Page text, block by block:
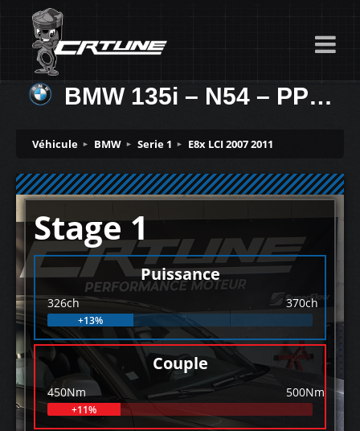
BMW 135i – N54 – PPK 326ch
Véhicule BMW Serie 1 E8x LCI 2007 2011
Stage 1
Puissance
326ch 370ch
+13%
Couple
450Nm 500Nm
+11%